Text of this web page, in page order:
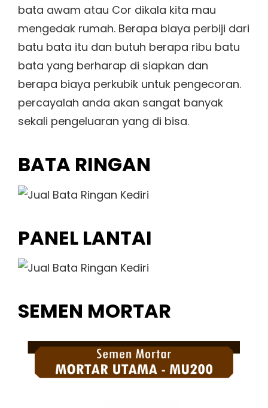
bata awam atau Cor dikala kita mau
mengedak rumah. Berapa biaya perbiji dari
batu bata itu dan butuh berapa ribu batu
bata yang berharap di siapkan dan
berapa biaya perkubik untuk pengecoran.
percayalah anda akan sangat banyak
sekali pengeluaran yang di bisa.
BATA RINGAN
PANEL LANTAI
SEMEN MORTAR